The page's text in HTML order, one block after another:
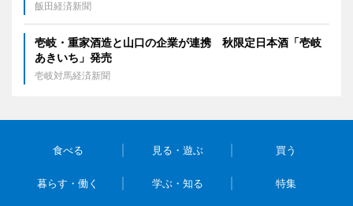
飯田経済新聞
壱岐・重家酒造と山口の企業が連携 秋限定日本酒「壱岐
あきいち」発売
壱岐対馬経済新聞
食べる 見る・遊ぶ 買う
暮らす・働く 学ぶ・知る 特集